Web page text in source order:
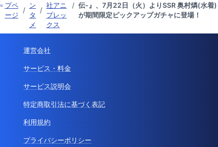
プペ
ージ
/
ン
タ
メ
/
社アニ
プレッ
クス
/ 伝-』、7月22日（火）よりSSR 奥村燐(水着)
が期間限定ピックアップガチャに登場！
運営会社
サービス・料金
サービス説明会
特定商取引法に基づく表記
利用規約
プライバシーポリシー